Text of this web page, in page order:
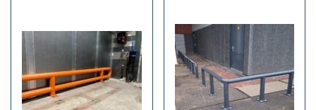
Staal is een van de meest duurzame materialen op de markt,
waardoor deze leuningen bestand zijn tegen intensief gebruik,
weersomstandigheden en slijtage. Of het nu gaat om een commerciële
ruimte of een woning, deze leuningen bieden zowel veiligheid als
stabiliteit.